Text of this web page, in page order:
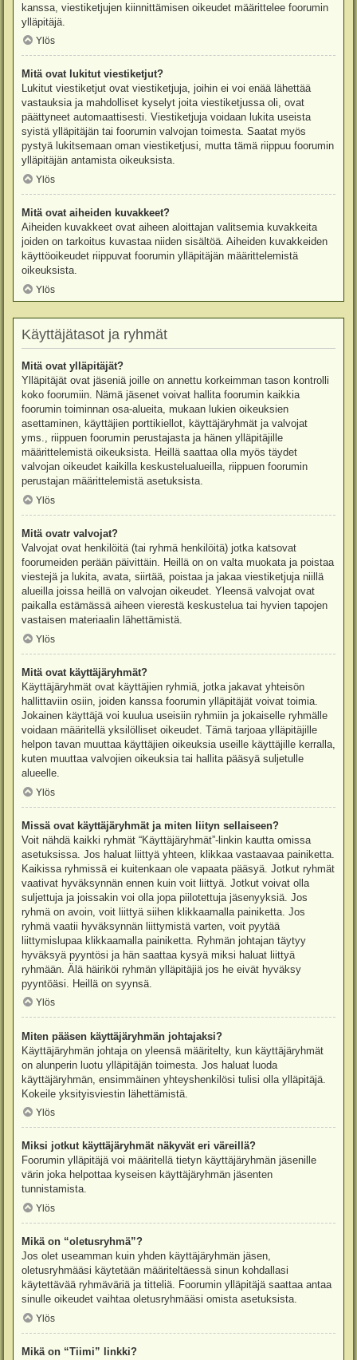
kanssa, viestiketjujen kiinnittämisen oikeudet määrittelee foorumin
ylläpitäjä.
Ylös
Mitä ovat lukitut viestiketjut?
Lukitut viestiketjut ovat viestiketjuja, joihin ei voi enää lähettää
vastauksia ja mahdolliset kyselyt joita viestiketjussa oli, ovat
päättyneet automaattisesti. Viestiketjuja voidaan lukita useista
syistä ylläpitäjän tai foorumin valvojan toimesta. Saatat myös
pystyä lukitsemaan oman viestiketjusi, mutta tämä riippuu foorumin
ylläpitäjän antamista oikeuksista.
Ylös
Mitä ovat aiheiden kuvakkeet?
Aiheiden kuvakkeet ovat aiheen aloittajan valitsemia kuvakkeita
joiden on tarkoitus kuvastaa niiden sisältöä. Aiheiden kuvakkeiden
käyttöoikeudet riippuvat foorumin ylläpitäjän määrittelemistä
oikeuksista.
Ylös
Käyttäjätasot ja ryhmät
Mitä ovat ylläpitäjät?
Ylläpitäjät ovat jäseniä joille on annettu korkeimman tason kontrolli
koko foorumiin. Nämä jäsenet voivat hallita foorumin kaikkia
foorumin toiminnan osa-alueita, mukaan lukien oikeuksien
asettaminen, käyttäjien porttikiellot, käyttäjäryhmät ja valvojat
yms., riippuen foorumin perustajasta ja hänen ylläpitäjille
määrittelemistä oikeuksista. Heillä saattaa olla myös täydet
valvojan oikeudet kaikilla keskustelualueilla, riippuen foorumin
perustajan määrittelemistä asetuksista.
Ylös
Mitä ovatr valvojat?
Valvojat ovat henkilöitä (tai ryhmä henkilöitä) jotka katsovat
foorumeiden perään päivittäin. Heillä on on valta muokata ja poistaa
viestejä ja lukita, avata, siirtää, poistaa ja jakaa viestiketjuja niillä
alueilla joissa heillä on valvojan oikeudet. Yleensä valvojat ovat
paikalla estämässä aiheen vierestä keskustelua tai hyvien tapojen
vastaisen materiaalin lähettämistä.
Ylös
Mitä ovat käyttäjäryhmät?
Käyttäjäryhmät ovat käyttäjien ryhmiä, jotka jakavat yhteisön
hallittaviin osiin, joiden kanssa foorumin ylläpitäjät voivat toimia.
Jokainen käyttäjä voi kuulua useisiin ryhmiin ja jokaiselle ryhmälle
voidaan määritellä yksilölliset oikeudet. Tämä tarjoaa ylläpitäjille
helpon tavan muuttaa käyttäjien oikeuksia useille käyttäjille kerralla,
kuten muuttaa valvojien oikeuksia tai hallita pääsyä suljetulle
alueelle.
Ylös
Missä ovat käyttäjäryhmät ja miten liityn sellaiseen?
Voit nähdä kaikki ryhmät “Käyttäjäryhmät”-linkin kautta omissa
asetuksissa. Jos haluat liittyä yhteen, klikkaa vastaavaa painiketta.
Kaikissa ryhmissä ei kuitenkaan ole vapaata pääsyä. Jotkut ryhmät
vaativat hyväksynnän ennen kuin voit liittyä. Jotkut voivat olla
suljettuja ja joissakin voi olla jopa piilotettuja jäsenyyksiä. Jos
ryhmä on avoin, voit liittyä siihen klikkaamalla painiketta. Jos
ryhmä vaatii hyväksynnän liittymistä varten, voit pyytää
liittymislupaa klikkaamalla painiketta. Ryhmän johtajan täytyy
hyväksyä pyyntösi ja hän saattaa kysyä miksi haluat liittyä
ryhmään. Älä häiriköi ryhmän ylläpitäjiä jos he eivät hyväksy
pyyntöäsi. Heillä on syynsä.
Ylös
Miten pääsen käyttäjäryhmän johtajaksi?
Käyttäjäryhmän johtaja on yleensä määritelty, kun käyttäjäryhmät
on alunperin luotu ylläpitäjän toimesta. Jos haluat luoda
käyttäjäryhmän, ensimmäinen yhteyshenkilösi tulisi olla ylläpitäjä.
Kokeile yksityisviestin lähettämistä.
Ylös
Miksi jotkut käyttäjäryhmät näkyvät eri väreillä?
Foorumin ylläpitäjä voi määritellä tietyn käyttäjäryhmän jäsenille
värin joka helpottaa kyseisen käyttäjäryhmän jäsenten
tunnistamista.
Ylös
Mikä on “oletusryhmä”?
Jos olet useamman kuin yhden käyttäjäryhmän jäsen,
oletusryhmääsi käytetään määriteltäessä sinun kohdallasi
käytettävää ryhmäväriä ja titteliä. Foorumin ylläpitäjä saattaa antaa
sinulle oikeudet vaihtaa oletusryhmääsi omista asetuksista.
Ylös
Mikä on “Tiimi” linkki?